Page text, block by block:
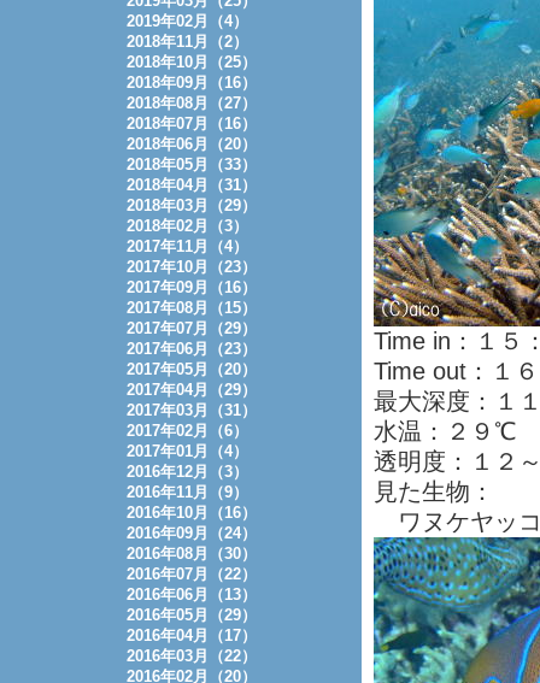
Time in：１５
Time out：１
最大深度：１
水温：２９℃
透明度：１２
見た生物：
ワヌケヤッ
2019年02月（4）
2018年11月（2）
2018年10月（25）
2018年09月（16）
2018年08月（27）
2018年07月（16）
2018年06月（20）
2018年05月（33）
2018年04月（31）
2018年03月（29）
2018年02月（3）
2017年11月（4）
2017年10月（23）
2017年09月（16）
2017年08月（15）
2017年07月（29）
2017年06月（23）
2017年05月（20）
2017年04月（29）
2017年03月（31）
2017年02月（6）
2017年01月（4）
2016年12月（3）
2016年11月（9）
2016年10月（16）
2016年09月（24）
2016年08月（30）
2016年07月（22）
2016年06月（13）
2016年05月（29）
2016年04月（17）
2016年03月（22）
2016年02月（20）